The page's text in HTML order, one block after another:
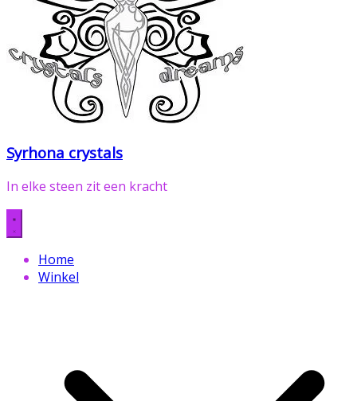
Syrhona crystals
In elke steen zit een kracht
Home
Winkel